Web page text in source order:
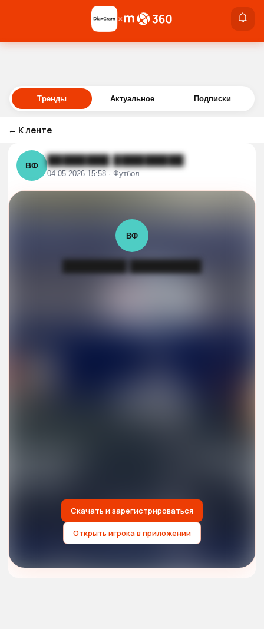
Войти
×
Тренды Актуальное Подписки
← К ленте
ВФ ████████ █████████
04.05.2026 15:58 · Футбол
ВФ
Скачать и зарегистрироваться
Открыть игрока в приложении